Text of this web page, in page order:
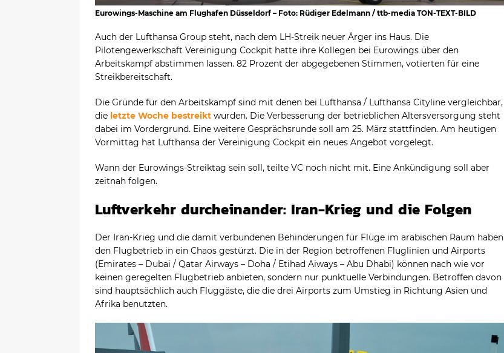
Eurowings-Maschine am Flughafen Düsseldorf – Foto: Rüdiger Edelmann / ttb-media TON-TEXT-BILD
Auch der Lufthansa Group steht, nach dem LH-Streik neuer Ärger ins Haus. Die
Pilotengewerkschaft Vereinigung Cockpit hatte ihre Kollegen bei Eurowings über den
Arbeitskampf abstimmen lassen. 82 Prozent der abgegebenen Stimmen, votierten für eine
Streikbereitschaft.
Die Gründe für den Arbeitskampf sind mit denen bei Lufthansa / Lufthansa Cityline vergleichbar,
die letzte Woche bestreikt wurden. Die Verbesserung der betrieblichen Altersversorgung steht
dabei im Vordergrund. Eine weitere Gesprächsrunde soll am 25. März stattfinden. Am heutigen
Vormittag hat Lufthansa der Vereinigung Cockpit ein neues Angebot vorgelegt.
Wann der Eurowings-Streiktag sein soll, teilte VC noch nicht mit. Eine Ankündigung soll aber
zeitnah folgen.
Luftverkehr durcheinander: Iran-Krieg und die Folgen
Der Iran-Krieg und die damit verbundenen Behinderungen für Flüge im arabischen Raum haben
den Flugbetrieb in ein Chaos gestürzt. Die in der Region betroffenen Fluglinien und Airports
(Emirates – Dubai / Qatar Airways – Doha / Etihad Aiways – Abu Dhabi) können nach wie vor
keinen geregelten Flugbetrieb anbieten, sondern nur punktuelle Verbindungen. Betroffen davon
sind hauptsächlich auch Fluggäste, die die drei Airports zum Umstieg in Richtung Asien und
Afrika benutzten.